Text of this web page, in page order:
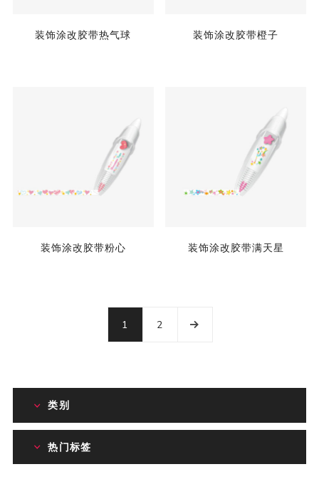
装饰涂改胶带热气球 装饰涂改胶带橙子
装饰涂改胶带粉心 装饰涂改胶带满天星
1 2
类别
热门标签